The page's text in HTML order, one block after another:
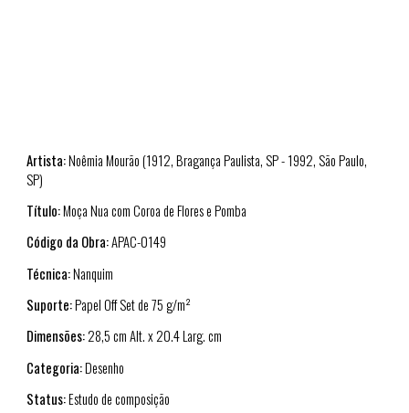
Artista:Noêmia Mourão (1912, Bragança Paulista, SP - 1992, São Paulo,
SP)
Título:Moça Nua com Coroa de Flores e Pomba
Código da Obra:APAC-0149
Técnica:Nanquim
Suporte:Papel Off Set de 75 g/m²
Dimensões:28,5 cm Alt. x 20.4 Larg. cm
Categoria:Desenho
Status:Estudo de composição